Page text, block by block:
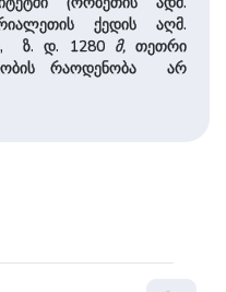
ქედის აღმ.
ზ. დ. 1280 მ,თეთრი
რაოდენობა არ